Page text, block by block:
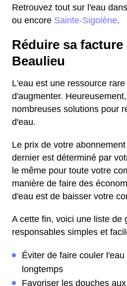
Retrouvez tout sur l'eau
ou encore Sainte-Sigolène.
Réduire sa facture
Beaulieu
L'eau est une ressource
d'augmenter.
nombreuses solutions pour
d'eau.
Le prix de votre
dernier est déterminé par
le même pour toute votre
manière de faire des
d'eau est de baisser votre
A cette fin, voici une liste de
responsables simples et
Éviter de faire couler
longtemps
Favoriser les douches